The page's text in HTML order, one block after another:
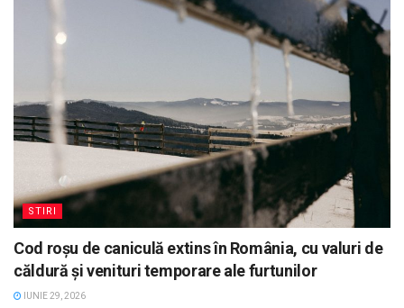
STIRI
Cod roșu de caniculă extins în România, cu valuri de
căldură și venituri temporare ale furtunilor
IUNIE 29, 2026